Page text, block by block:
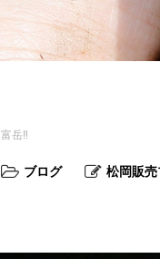
富岳‼︎
ブログ 松岡販